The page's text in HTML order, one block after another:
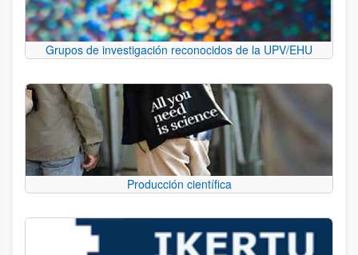
Grupos de investigación reconocidos de la UPV/EHU
Producción científica